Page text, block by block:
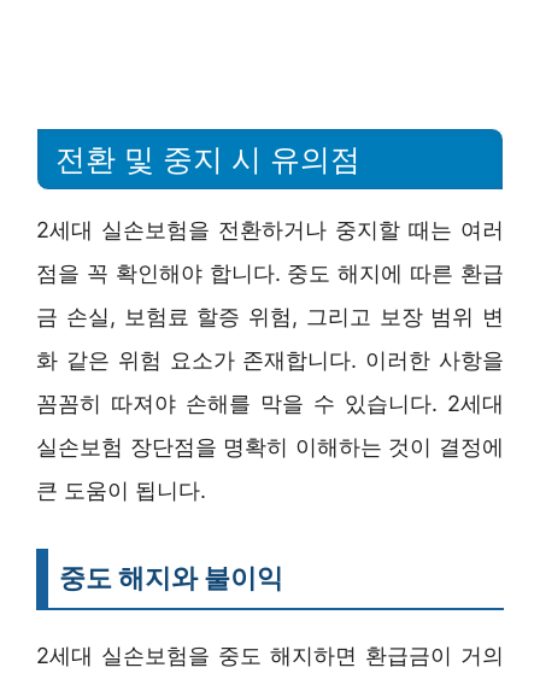
전환 및 중지 시 유의점
2세대 실손보험을 전환하거나 중지할 때는 여러
점을 꼭 확인해야 합니다. 중도 해지에 따른 환급
금 손실, 보험료 할증 위험, 그리고 보장 범위 변
화 같은 위험 요소가 존재합니다. 이러한 사항을
꼼꼼히 따져야 손해를 막을 수 있습니다. 2세대
실손보험 장단점을 명확히 이해하는 것이 결정에
큰 도움이 됩니다.
중도 해지와 불이익
2세대 실손보험을 중도 해지하면 환급금이 거의